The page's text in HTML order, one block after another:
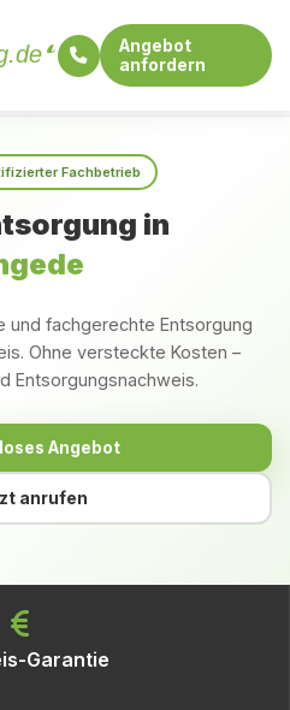
Angebot
anfordern
Fachbetrieb
in
und fachgerechte Entsorgung
Ohne versteckte Kosten –
Entsorgungsnachweis.
Angebot
anrufen
Garantie